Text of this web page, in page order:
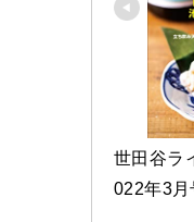
世田谷ラ
022年3月